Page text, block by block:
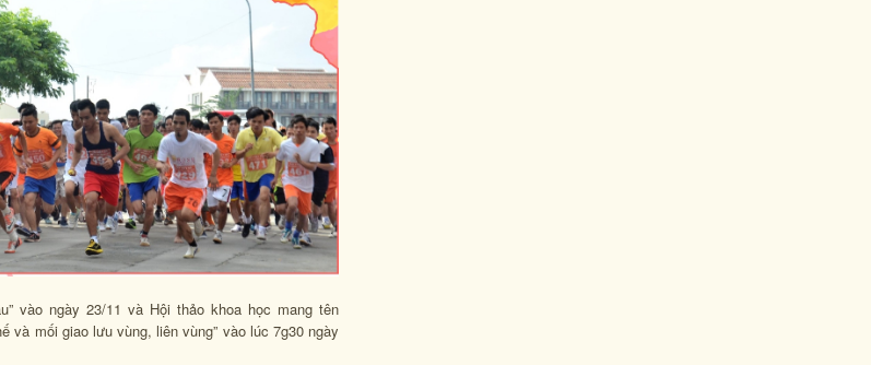
vào ngày 23/11 và Hội thảo khoa học mang tên
và mối giao lưu vùng, liên vùng” vào lúc 7g30 ngày